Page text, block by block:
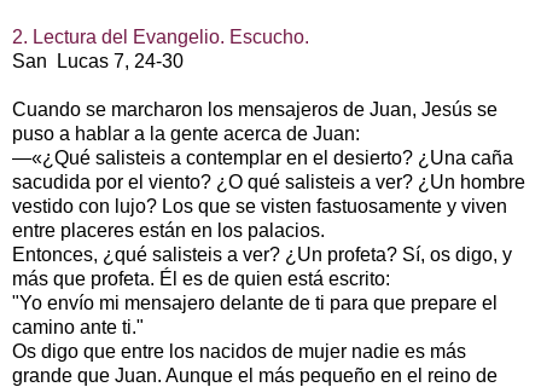
2. Lectura del Evangelio. Escucho.
San Lucas 7, 24‑30
Cuando se marcharon los mensajeros de Juan, Jesús se
puso a hablar a la gente acerca de Juan:
—«¿Qué salisteis a contemplar en el desierto? ¿Una caña
sacudida por el viento? ¿O qué salisteis a ver? ¿Un hombre
vestido con lujo? Los que se visten fastuosamente y viven
entre placeres están en los palacios.
Entonces, ¿qué salisteis a ver? ¿Un profeta? Sí, os digo, y
más que profeta. Él es de quien está escrito:
"Yo envío mi mensajero delante de ti para que prepare el
camino ante ti."
Os digo que entre los nacidos de mujer nadie es más
grande que Juan. Aunque el más pequeño en el reino de